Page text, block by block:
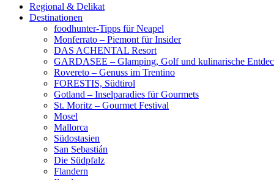
Regional & Delikat
Destinationen
foodhunter-Tipps für Neapel
Monferrato – Piemont für Insider
DAS ACHENTAL Resort
GARDASEE – Glamping, Golf und kulinarische
Rovereto – Genuss im Trentino
FORESTIS, Südtirol
Gotland – Inselparadies für Gourmets
St. Moritz – Gourmet Festival
Mosel
Mallorca
Südostasien
San Sebastián
Die Südpfalz
Flandern